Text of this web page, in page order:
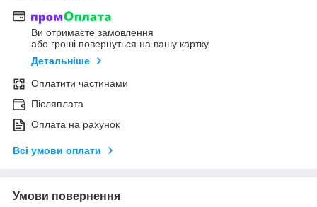
Ви отримаєте замовлення
або гроші повернуться на вашу картку
Детальніше
Оплатити частинами
Післяплата
Оплата на рахунок
Всі умови оплати
Умови повернення